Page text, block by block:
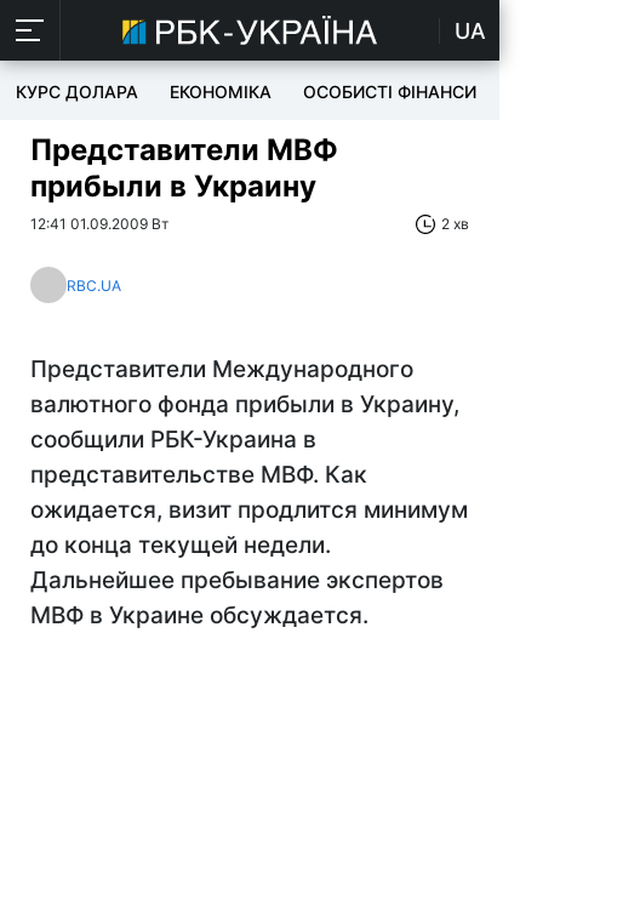
UA
КУРС ДОЛАРА ЕКОНОМІКА ОСОБИСТІ ФІНАНСИ
Представители МВФ
прибыли в Украину
12:41 01.09.2009 Вт 2 хв
RBC.UA
Представители Международного
валютного фонда прибыли в Украину,
сообщили РБК-Украина в
представительстве МВФ. Как
ожидается, визит продлится минимум
до конца текущей недели.
Дальнейшее пребывание экспертов
МВФ в Украине обсуждается.